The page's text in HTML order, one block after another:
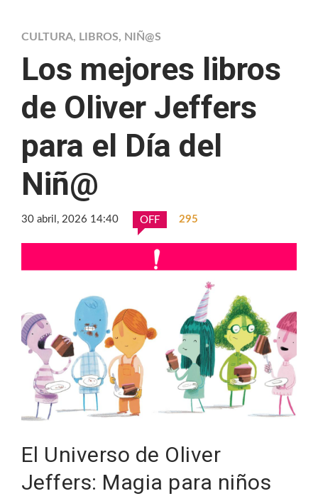
CULTURA, LIBROS, NIÑ@S
Los mejores libros
de Oliver Jeffers
para el Día del
Niñ@
30 abril, 2026 14:40 OFF 295
El Universo de Oliver
Jeffers: Magia para niños